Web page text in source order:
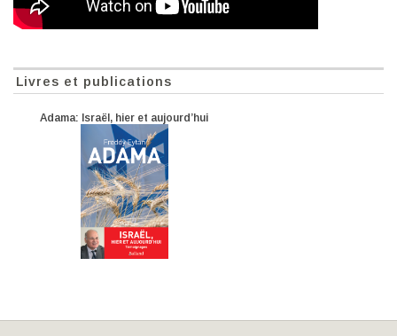
Livres et publications
Adama: Israël, hier et aujourd’hui